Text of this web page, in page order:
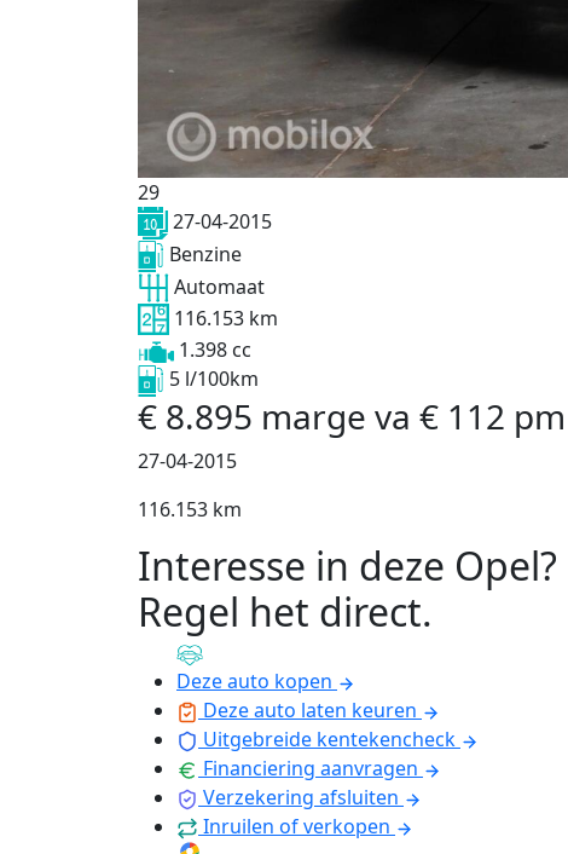
29
27-04-2015
Benzine
Automaat
116.153 km
1.398 cc
5 l/100km
€ 8.895 marge va € 112 pm
27-04-2015
116.153 km
Interesse in deze Opel?
Regel het direct.
Deze auto kopen
Deze auto laten keuren
Uitgebreide kentekencheck
Financiering aanvragen
Verzekering afsluiten
Inruilen of verkopen